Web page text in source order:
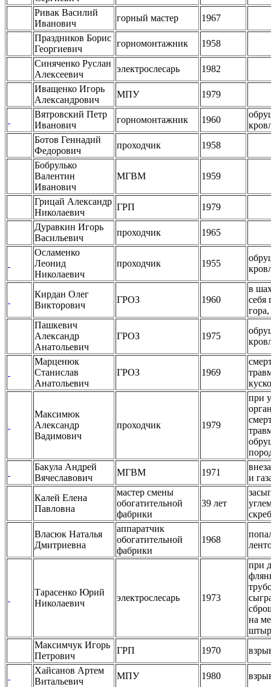
Ривак Василий
Иванович
горный мастер
1967
Праздников Борис
Георгиевич
горномонтажник
1958
Синяченко Руслан
Алексеевич
электрослесарь
1982
Иващенко Игорь
Александрович
МПУ
1979
Вятровский Петр
Иванович
горномонтажник 1960
Ботов Геннадий
Федорович
проходчик
1958
Бобрулько
Валентин
Иванович
МГВМ 1959
Грицай Александр
Николаевич
ГРП
1979
Дуравкин Игорь
Васильевич
проходчик
1965
Осламенко
Леонид
Николаевич
проходчик 1955
Кирдан Олег
Викторович
ГРОЗ 1960
в
себя
Пашкевич
Александр
Анатольевич
ГРОЗ 1975
Марценюк
Станислав
Анатольевич
ГРОЗ 1969
Максимюк
Александр
Вадимович
проходчик 1979
при
Бакула Андрей
Вячеславович
МГВМ 1971
и
Калей Елена
Павловна
мастер смены
обогатительной
фабрики
39 лет
Власюк Наталья
Дмитриевна
аппаратчик
обогатительной
фабрики
1968
Тарасенко Юрий
Николаевич
электрослесарь 1973
при
на
Максимчук Игорь
Петрович
ГРП 1970
Хайсанов Артем
Витальевич
МПУ 1980